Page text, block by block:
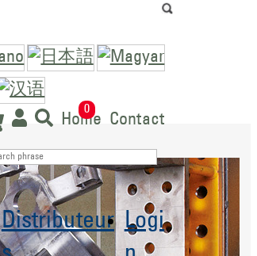
0
Home Contact
Distributeur Logi